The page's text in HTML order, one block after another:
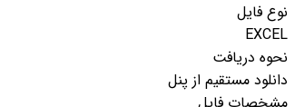
نوع فایل
EXCEL
نحوه دریافت
دانلود مستقیم از پنل